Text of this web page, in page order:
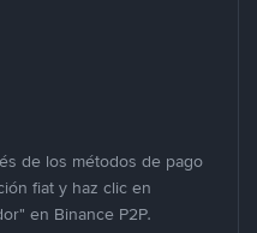
de los métodos de pago
fiat y haz clic en
en Binance P2P.